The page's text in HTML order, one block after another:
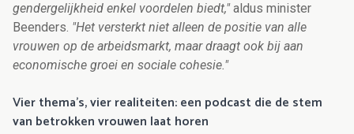
gendergelijkheid enkel voordelen biedt,"aldus minister
Beenders. "Het versterkt niet alleen de positie van alle
vrouwen op de arbeidsmarkt, maar draagt ook bij aan
economische groei en sociale cohesie."
Vier thema's, vier realiteiten: een podcast die de stem
van betrokken vrouwen laat horen